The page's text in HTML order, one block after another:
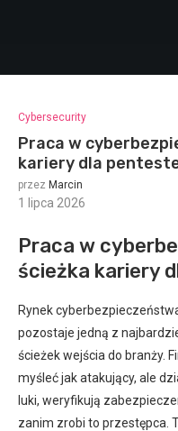
Cybersecurity
Praca w
kariery dla
przez Marcin
1 lipca 2026
Praca w
ścieżka kariery
Rynek
pozostaje jedną z
ścieżek wejścia do branży.
myśleć jak atakujący, ale
luki, weryfikują
zanim zrobi to przestępca.